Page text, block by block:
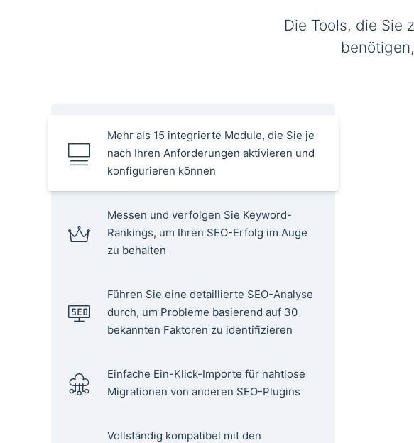
Die Tools, die Sie
Mehr als 15 integrierte Module, die Sie je
nach Ihren Anforderungen aktivieren und
konfigurieren können
Messen und verfolgen Sie Keyword-
Rankings, um Ihren SEO-Erfolg im Auge
zu behalten
Führen Sie eine detaillierte SEO-Analyse
durch, um Probleme basierend auf 30
bekannten Faktoren zu identifizieren
Einfache Ein-Klick-Importe für nahtlose
Migrationen von anderen SEO-Plugins
Vollständig kompatibel mit den